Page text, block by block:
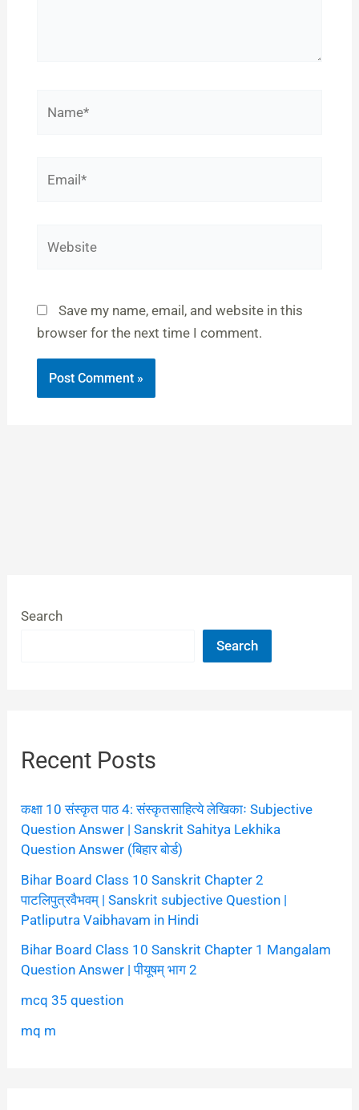
Save my name, email, and website in this
browser for the next time I comment.
Search
Search
Recent Posts
कक्षा 10 संस्कृत पाठ 4: संस्कृतसाहित्ये लेखिकाः Subjective
Question Answer | Sanskrit Sahitya Lekhika
Question Answer (बिहार बोर्ड)
Bihar Board Class 10 Sanskrit Chapter 2
पाटलिपुत्रवैभवम् | Sanskrit subjective Question |
Patliputra Vaibhavam in Hindi
Bihar Board Class 10 Sanskrit Chapter 1 Mangalam
Question Answer | पीयूषम् भाग 2
mcq 35 question
mq m